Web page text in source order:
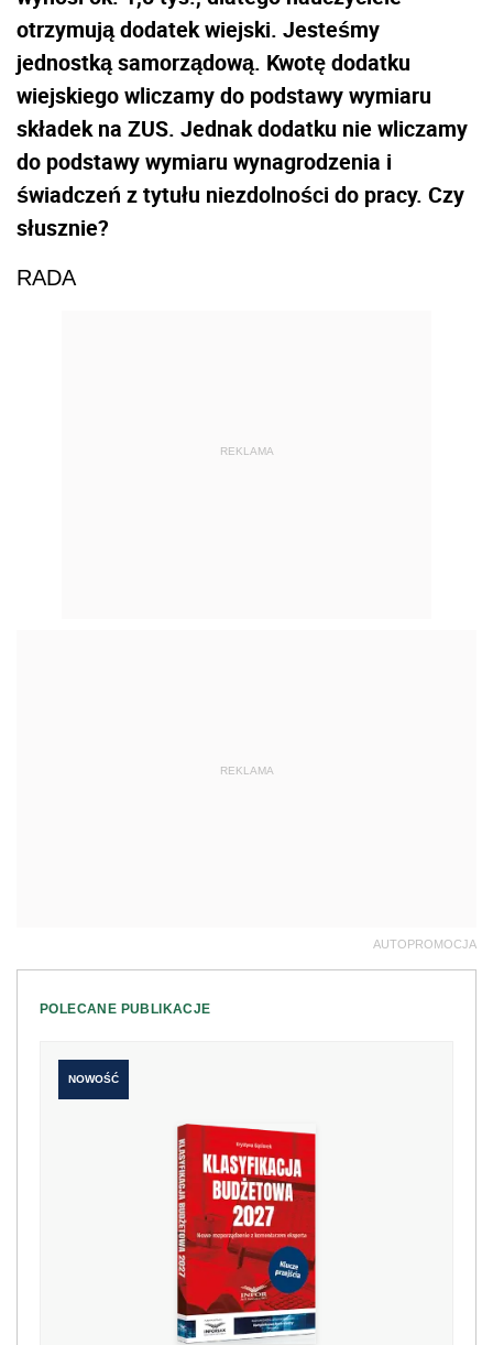
otrzymują dodatek wiejski. Jesteśmy
jednostką samorządową. Kwotę dodatku
wiejskiego wliczamy do podstawy wymiaru
składek na ZUS. Jednak dodatku nie wliczamy
do podstawy wymiaru wynagrodzenia i
świadczeń z tytułu niezdolności do pracy. Czy
słusznie?
RADA
REKLAMA
REKLAMA
AUTOPROMOCJA
POLECANE PUBLIKACJE
NOWOŚĆ